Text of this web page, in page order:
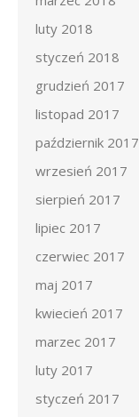
luty 2018
styczeń 2018
grudzień 2017
listopad 2017
październik 2017
wrzesień 2017
sierpień 2017
lipiec 2017
czerwiec 2017
maj 2017
kwiecień 2017
marzec 2017
luty 2017
styczeń 2017